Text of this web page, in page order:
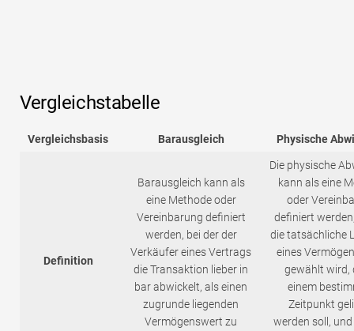
Vergleichstabelle
Vergleichsbasis Barausgleich Physische
Definition
Barausgleich kann als
eine Methode oder
Vereinbarung definiert
werden, bei der der
Verkäufer eines Vertrags
die Transaktion lieber in
bar abwickelt, als einen
zugrunde liegenden
Vermögenswert zu
Die physische
kann als eine
oder
definiert
die tatsächliche
eines
gewählt wird,
einem
Zeitpunkt
werden soll,